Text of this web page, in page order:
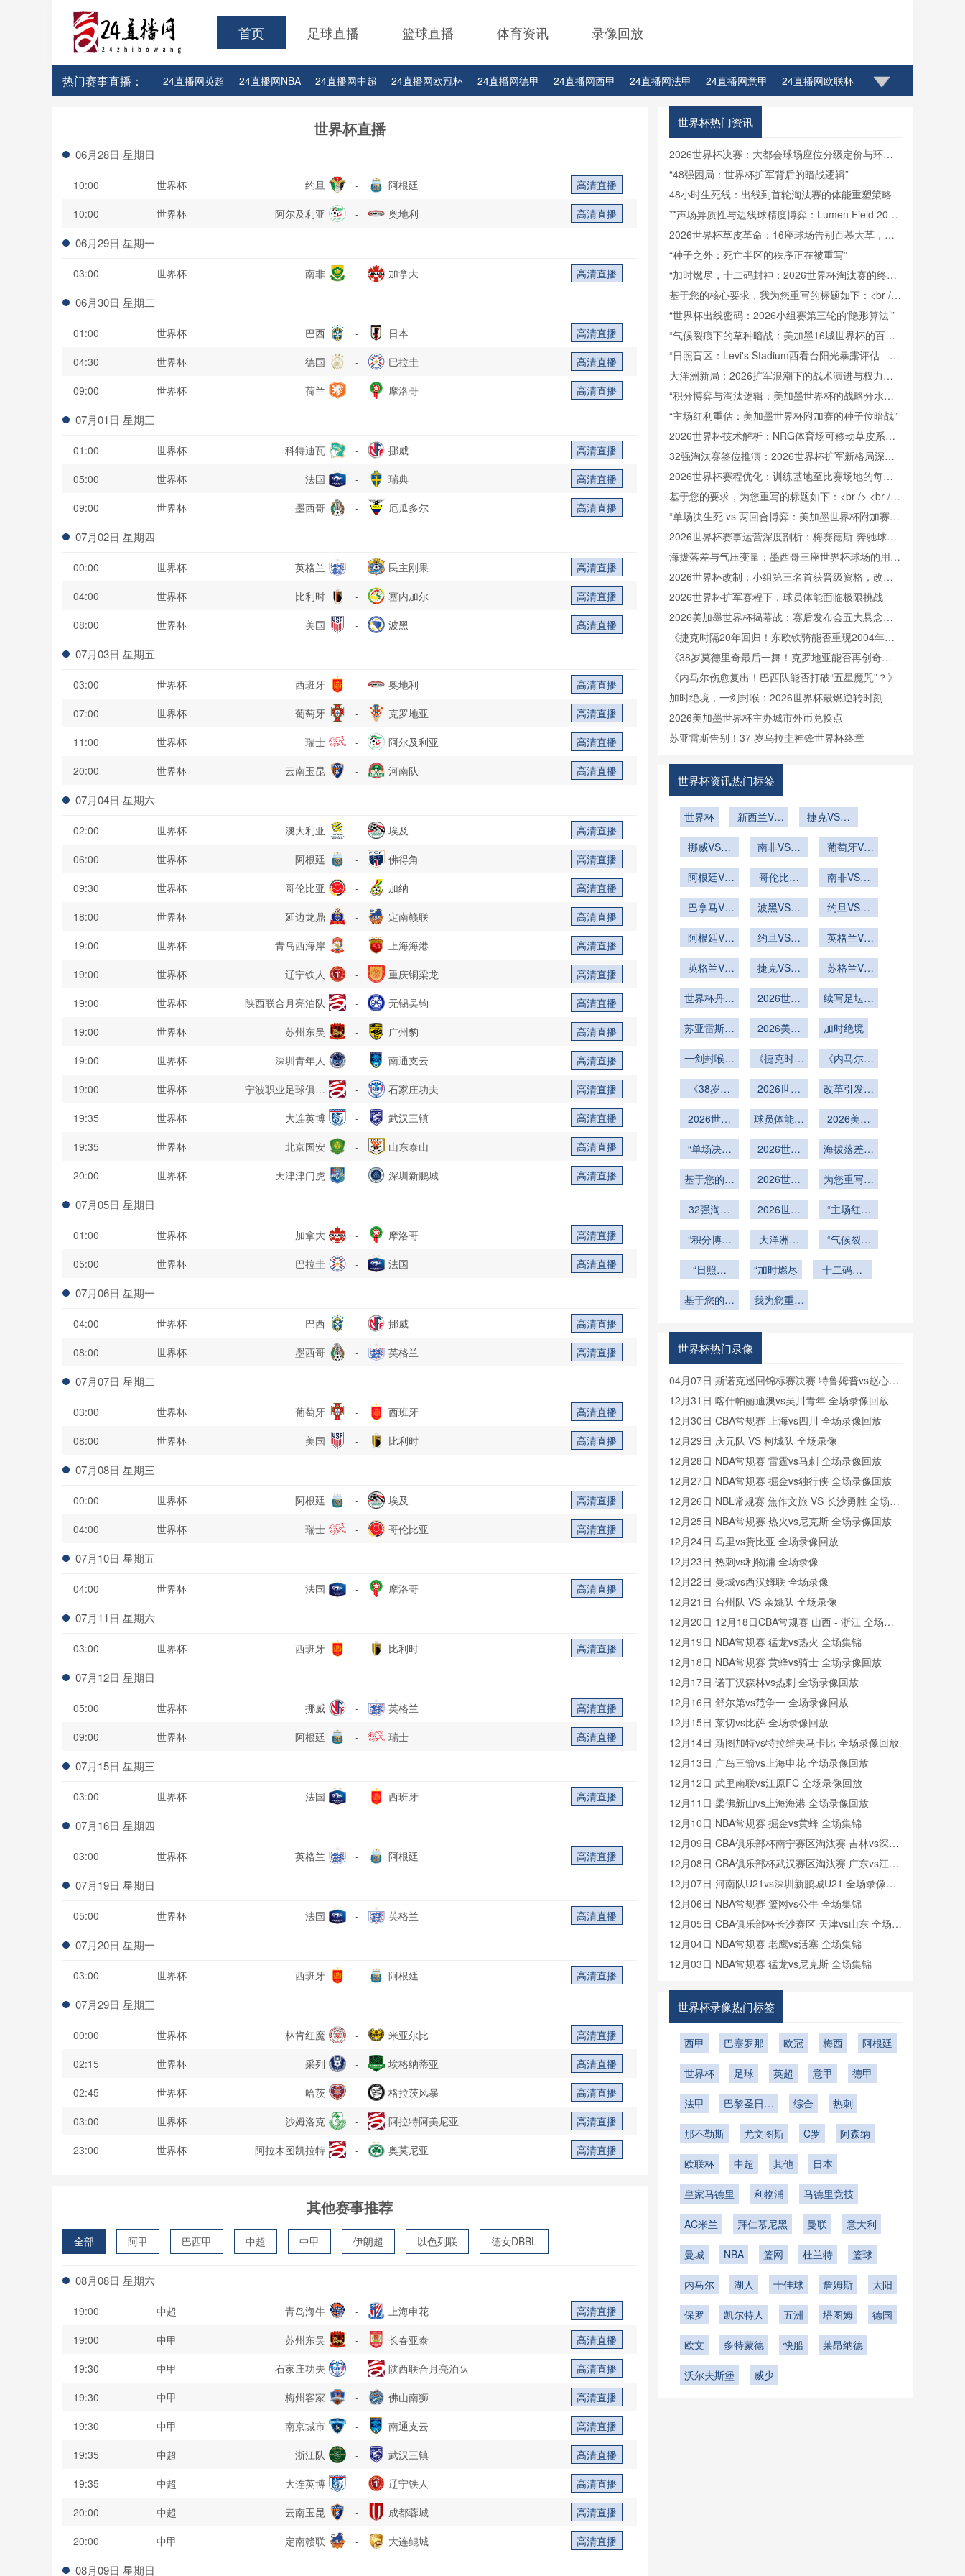
首页 足球直播 篮球直播 体育资讯 录像回放
热门赛事直播： 24直播网英超 24直播网NBA 24直播网中超 24直播网欧冠杯 24直播网德甲 24直播网西甲 24直播网法甲 24直播网意甲 24直播网欧联杯
世界杯直播
06月28日 星期日
10:00 世界杯 约旦 - 阿根廷
高清直播
10:00
世界杯 阿尔及利亚 - 奥地利 高清直播
06月29日 星期一
03:00 世界杯 南非 - 加拿大 高清直播
06月30日 星期二
01:00 世界杯 巴西 - 日本
高清直播
04:30
世界杯 德国 - 巴拉圭
高清直播
09:00
世界杯 荷兰 - 摩洛哥 高清直播
07月01日 星期三
01:00 世界杯 科特迪瓦 - 挪威
高清直播
05:00
世界杯 法国 - 瑞典
高清直播
09:00
世界杯 墨西哥 - 厄瓜多尔 高清直播
07月02日 星期四
00:00 世界杯 英格兰 - 民主刚果
高清直播
04:00
世界杯 比利时 - 塞内加尔
高清直播
08:00
世界杯 美国 - 波黑 高清直播
07月03日 星期五
03:00 世界杯 西班牙 - 奥地利
高清直播
07:00
世界杯 葡萄牙 - 克罗地亚
高清直播
11:00
世界杯 瑞士 - 阿尔及利亚
高清直播
20:00
世界杯 云南玉昆 - 河南队 高清直播
07月04日 星期六
02:00 世界杯 澳大利亚 - 埃及
高清直播
06:00
世界杯 阿根廷 - 佛得角
高清直播
09:30
世界杯 哥伦比亚 - 加纳
高清直播
18:00
世界杯 延边龙鼎 - 定南赣联
高清直播
19:00
世界杯 青岛西海岸 - 上海海港
高清直播
19:00
世界杯 辽宁铁人 - 重庆铜梁龙
高清直播
19:00
世界杯 陕西联合月亮泊队 - 无锡吴钩
高清直播
19:00
世界杯 苏州东吴 - 广州豹
高清直播
19:00
世界杯 深圳青年人 - 南通支云
高清直播
19:00
世界杯
宁波职业足球俱乐
部
- 石家庄功夫
高清直播
19:35
世界杯 大连英博 - 武汉三镇
高清直播
19:35
世界杯 北京国安 - 山东泰山
高清直播
20:00
世界杯 天津津门虎 - 深圳新鹏城 高清直播
07月05日 星期日
01:00 世界杯 加拿大 - 摩洛哥
高清直播
05:00
世界杯 巴拉圭 - 法国 高清直播
07月06日 星期一
04:00 世界杯 巴西 - 挪威
高清直播
08:00
世界杯 墨西哥 - 英格兰 高清直播
07月07日 星期二
03:00 世界杯 葡萄牙 - 西班牙
高清直播
08:00
世界杯 美国 - 比利时 高清直播
07月08日 星期三
00:00 世界杯 阿根廷 - 埃及
高清直播
04:00
世界杯 瑞士 - 哥伦比亚 高清直播
07月10日 星期五
04:00 世界杯 法国 - 摩洛哥 高清直播
07月11日 星期六
03:00 世界杯 西班牙 - 比利时 高清直播
07月12日 星期日
05:00 世界杯 挪威 - 英格兰
高清直播
09:00
世界杯 阿根廷 - 瑞士 高清直播
07月15日 星期三
03:00 世界杯 法国 - 西班牙 高清直播
07月16日 星期四
03:00 世界杯 英格兰 - 阿根廷 高清直播
07月19日 星期日
05:00 世界杯 法国 - 英格兰 高清直播
07月20日 星期一
03:00 世界杯 西班牙 - 阿根廷 高清直播
07月29日 星期三
00:00 世界杯 林肯红魔 - 米亚尔比
高清直播
02:15
世界杯 采列 - 埃格纳蒂亚
高清直播
02:45
世界杯 哈茨 - 格拉茨风暴
高清直播
03:00
世界杯 沙姆洛克 - 阿拉特阿美尼亚
高清直播
23:00
世界杯 阿拉木图凯拉特 - 奥莫尼亚 高清直播
其他赛事推荐
全部 阿甲 巴西甲 中超 中甲 伊朗超 以色列联 德女DBBL
波黑联
08月08日 星期六
19:00 中超 青岛海牛 - 上海申花
高清直播
19:00
中甲 苏州东吴 - 长春亚泰
高清直播
19:30
中甲 石家庄功夫 - 陕西联合月亮泊队
高清直播
19:30
中甲 梅州客家 - 佛山南狮
高清直播
19:30
中甲 南京城市 - 南通支云
高清直播
19:35
中超 浙江队 - 武汉三镇
高清直播
19:35
中超 大连英博 - 辽宁铁人
高清直播
20:00
中超 云南玉昆 - 成都蓉城
高清直播
20:00
中甲 定南赣联 - 大连鲲城 高清直播
08月09日 星期日
世界杯热门资讯
2026世界杯决赛：大都会球场座位分级定价与环形
视野全景解构
“48强困局：世界杯扩军背后的暗战逻辑”
48小时生死线：出线到首轮淘汰赛的体能重塑策略
**声场异质性与边线球精度博弈：Lumen Field 2026
世界杯情境下的战术响应机制研究**
2026世界杯草皮革命：16座球场告别百慕大草，黑
麦草技术引领生态新篇章
“种子之外：死亡半区的秩序正在被重写”
“加时燃尽，十二码封神：2026世界杯淘汰赛的终极
试炼场”
基于您的核心要求，我为您重写的标题如下：<br />
<br /> **多语言指令环境中的判罚通信可靠性：2026
世界杯通信系统实战评估与反思**
“世界杯出线密码：2026小组赛第三轮的‘隐形算法’”
“气候裂痕下的草种暗战：美加墨16城世界杯的百慕
大与黑麦草抉择”
“日照盲区：Levi's Stadium西看台阳光暴露评估——
2026世界杯赛事适配性研究”
大洋洲新局：2026扩军浪潮下的战术演进与权力版
图重塑
“积分博弈与淘汰逻辑：美加墨世界杯的战略分水岭
与联赛重塑”
“主场红利重估：美加墨世界杯附加赛的种子位暗战”
2026世界杯技术解析：NRG体育场可移动草皮系统
的维护周期优化与窗口结构设计
32强淘汰赛签位推演：2026世界杯扩军新格局深度
解析
2026世界杯赛程优化：训练基地至比赛场地的每日
通勤时长上限研究
基于您的要求，为您重写的标题如下：<br /> <br />
**基于百场赛事的半自动越位系统触发率研究：2026
年世界杯应用前景的量化预测**
“单场决生死 vs 两回合博弈：美加墨世界杯附加赛公
平性再审视”
2026世界杯赛事运营深度剖析：梅赛德斯-奔驰球场
可开合屋顶的全周期操作指南
海拔落差与气压变量：墨西哥三座世界杯球场的用球
调校策略
2026世界杯改制：小组第三名首获晋级资格，改革
引发热议
2026世界杯扩军赛程下，球员体能面临极限挑战
2026美加墨世界杯揭幕战：赛后发布会五大悬念直
击
《捷克时隔20年回归！东欧铁骑能否重现2004年辉
煌？》
《38岁莫德里奇最后一舞！克罗地亚能否再创奇
迹？》
《内马尔伤愈复出！巴西队能否打破“五星魔咒”？》
加时绝境，一剑封喉：2026世界杯最燃逆转时刻
2026美加墨世界杯主办城市外币兑换点
苏亚雷斯告别！37 岁乌拉圭神锋世界杯终章
世界杯资讯热门标签
世界杯
新西兰VS
西兰VS埃
捷克VS墨
VS墨西哥
挪威VS塞
VS塞内加
南非VS韩
韩国直播
葡萄牙VS
坦葡萄牙
克斯坦直播
阿根廷VS
廷VS奥地
哥伦比亚
伦比亚VS
南非VS韩
VS韩国在
巴拿马VS
播巴拿马
亚在线直播
波黑VS卡
VS卡塔尔
约旦VS阿
旦VS阿尔
阿根廷VS
阿根廷VS
直播
约旦VS阿
播约旦VS
在线直播
英格兰VS
VS加纳直
英格兰VS
格兰VS加
捷克VS墨
克VS墨西
苏格兰VS
VS巴西直
世界杯丹麦
克森世界杯
2026世界
球球员诞生
续写足坛神
苏亚雷斯告
乌拉圭神锋
2026美加
办城市外币
加时绝境
一剑封喉：
杯最燃逆转
《捷克时隔
归！东欧铁
2004年辉
《内马尔伤
西队能否打
咒”？》
《38岁莫
一舞！克罗
创奇迹？》
2026世界
组第三名首
改革引发热
2026世界
下
球员体能面
2026美加
幕战：赛后
悬念直击
“单场决生
合博弈：美
附加赛公平
2026世界
深度剖析：
奔驰球场可
全周期操作
海拔落差与
墨西哥三座
的用球调校
基于您的要
2026世界
化：训练基
地的每日通
研究
为您重写的
<br /> <br
/> **基于百
场赛事的半
自动越位系
统触发率研
究：2026
32强淘汰
演：2026
新格局深度
2026世界
析：NRG
动草皮系统
优化与窗口
“主场红利
墨世界杯附
位暗战”
“积分博弈
辑：美加墨
略分水岭与
大洋洲新
扩军浪潮下
与权力版图
“气候裂痕
战：美加墨
“日照盲
Stadium西
露评估——
2026世界
性研究”
“加时燃尽
十二码封
基于您的核
我为您重写
下：<br />
境中的判罚
通信可靠
性：2026
世界杯通信
系统实战评
估与反思**
世界杯热门录像
04月07日 斯诺克巡回锦标赛决赛 特鲁姆普vs赵心童
全场录像回放
12月31日 喀什帕丽迪澳vs吴川青年 全场录像回放
12月30日 CBA常规赛 上海vs四川 全场录像回放
12月29日 庆元队 VS 柯城队 全场录像
12月28日 NBA常规赛 雷霆vs马刺 全场录像回放
12月27日 NBA常规赛 掘金vs独行侠 全场录像回放
12月26日 NBL常规赛 焦作文旅 VS 长沙勇胜 全场录
像
12月25日 NBA常规赛 热火vs尼克斯 全场录像回放
12月24日 马里vs赞比亚 全场录像回放
12月23日 热刺vs利物浦 全场录像
12月22日 曼城vs西汉姆联 全场录像
12月21日 台州队 VS 余姚队 全场录像
12月20日 12月18日CBA常规赛 山西 - 浙江 全场录
像
12月19日 NBA常规赛 猛龙vs热火 全场集锦
12月18日 NBA常规赛 黄蜂vs骑士 全场录像回放
12月17日 诺丁汉森林vs热刺 全场录像回放
12月16日 舒尔第vs范争一 全场录像回放
12月15日 莱切vs比萨 全场录像回放
12月14日 斯图加特vs特拉维夫马卡比 全场录像回放
12月13日 广岛三箭vs上海申花 全场录像回放
12月12日 武里南联vs江原FC 全场录像回放
12月11日 柔佛新山vs上海海港 全场录像回放
12月10日 NBA常规赛 掘金vs黄蜂 全场集锦
12月09日 CBA俱乐部杯南宁赛区淘汰赛 吉林vs深圳
全场录像回放
12月08日 CBA俱乐部杯武汉赛区淘汰赛 广东vs江苏
全场录像回放
12月07日 河南队U21vs深圳新鹏城U21 全场录像回
放
12月06日 NBA常规赛 篮网vs公牛 全场集锦
12月05日 CBA俱乐部杯长沙赛区 天津vs山东 全场录
像回放
12月04日 NBA常规赛 老鹰vs活塞 全场集锦
12月03日 NBA常规赛 猛龙vs尼克斯 全场集锦
世界杯录像热门标签
西甲 巴塞罗那 欧冠 梅西 阿根廷
世界杯 足球 英超 意甲 德甲
法甲
巴黎圣日耳
综合 热刺
那不勒斯 尤文图斯 C罗 阿森纳
欧联杯 中超 其他 日本
皇家马德里 利物浦 马德里竞技
AC米兰 拜仁慕尼黑 曼联 意大利
曼城 NBA 篮网 杜兰特 篮球
内马尔 湖人 十佳球 詹姆斯 太阳
保罗 凯尔特人 五洲 塔图姆 德国
欧文 多特蒙德 快船 莱昂纳德
沃尔夫斯堡 威少